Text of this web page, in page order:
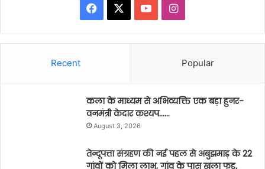
Facebook YouTubeInstagram
Recent Popular
कला के माध्यम से अभिव्यक्ति एक बड़ा हुनर-
वनमंत्री केदार कश्यप……
August 3, 2026
तेन्दूपत्ता संग्रहण की नई पहल से अबुझमाड़ के 22
गांवों को मिला लाभ, गांव के पास खुला फड़,